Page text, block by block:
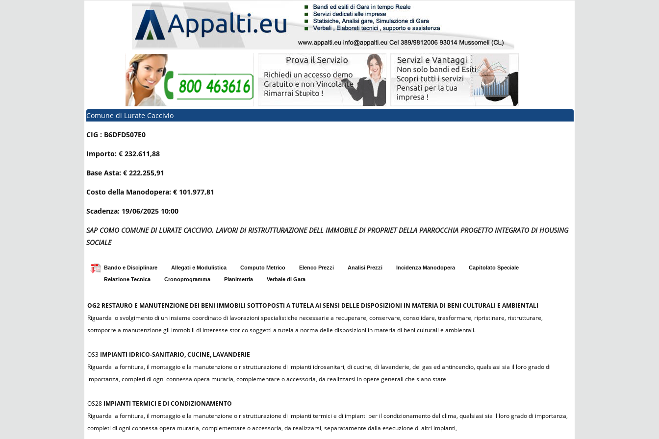
Comune di Lurate Caccivio
CIG : B6DFD507E0
Importo: € 232.611,88
Base Asta: € 222.255,91
Costo della Manodopera: € 101.977,81
Scadenza: 19/06/2025 10:00
SAP COMO COMUNE DI LURATE CACCIVIO. LAVORI DI RISTRUTTURAZIONE DELL IMMOBILE DI PROPRIET DELLA PARROCCHIA PROGETTO INTEGRATO DI HOUSING
SOCIALE
Bando e Disciplinare Allegati e Modulistica Computo Metrico Elenco Prezzi Analisi Prezzi Incidenza Manodopera
Capitolato Speciale
Relazione Tecnica
Cronoprogramma Planimetria Verbale di Gara
OG2 RESTAURO E MANUTENZIONE DEI BENI IMMOBILI SOTTOPOSTI A TUTELA AI SENSI DELLE DISPOSIZIONI IN MATERIA DI BENI CULTURALI E AMBIENTALI
Riguarda lo svolgimento di un insieme coordinato di lavorazioni specialistiche necessarie a recuperare, conservare, consolidare, trasformare, ripristinare, ristrutturare,
sottoporre a manutenzione gli immobili di interesse storico soggetti a tutela a norma delle disposizioni in materia di beni culturali e ambientali.
OS3 IMPIANTI IDRICO-SANITARIO, CUCINE, LAVANDERIE
Riguarda la fornitura, il montaggio e la manutenzione o ristrutturazione di impianti idrosanitari, di cucine, di lavanderie, del gas ed antincendio, qualsiasi sia il loro grado di
importanza, completi di ogni connessa opera muraria, complementare o accessoria, da realizzarsi in opere generali che siano state
OS28 IMPIANTI TERMICI E DI CONDIZIONAMENTO
Riguarda la fornitura, il montaggio e la manutenzione o ristrutturazione di impianti termici e di impianti per il condizionamento del clima, qualsiasi sia il loro grado di importanza,
completi di ogni connessa opera muraria, complementare o accessoria, da realizzarsi, separatamente dalla esecuzione di altri impianti,